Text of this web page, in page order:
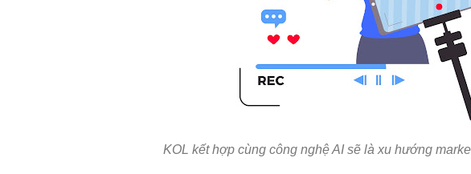
KOL kết hợp cùng công nghệ AI sẽ là xu hướng